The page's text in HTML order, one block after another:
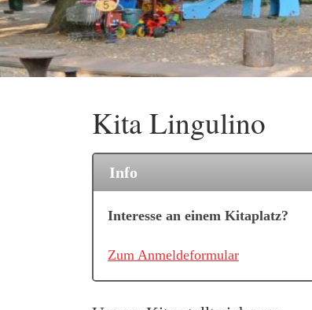
Kita Lingulino
Info
Interesse an einem Kitaplatz?
Zum Anmeldeformular